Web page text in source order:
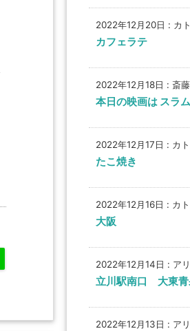
2022年12月20日 : カ
カフェラテ
2022年12月18日 : 斎
本日の映画は スラ
2022年12月17日 : カ
たこ焼き
2022年12月16日 : カ
大阪
2022年12月14日 : ア
立川駅南口 大東青
2022年12月13日 : ア